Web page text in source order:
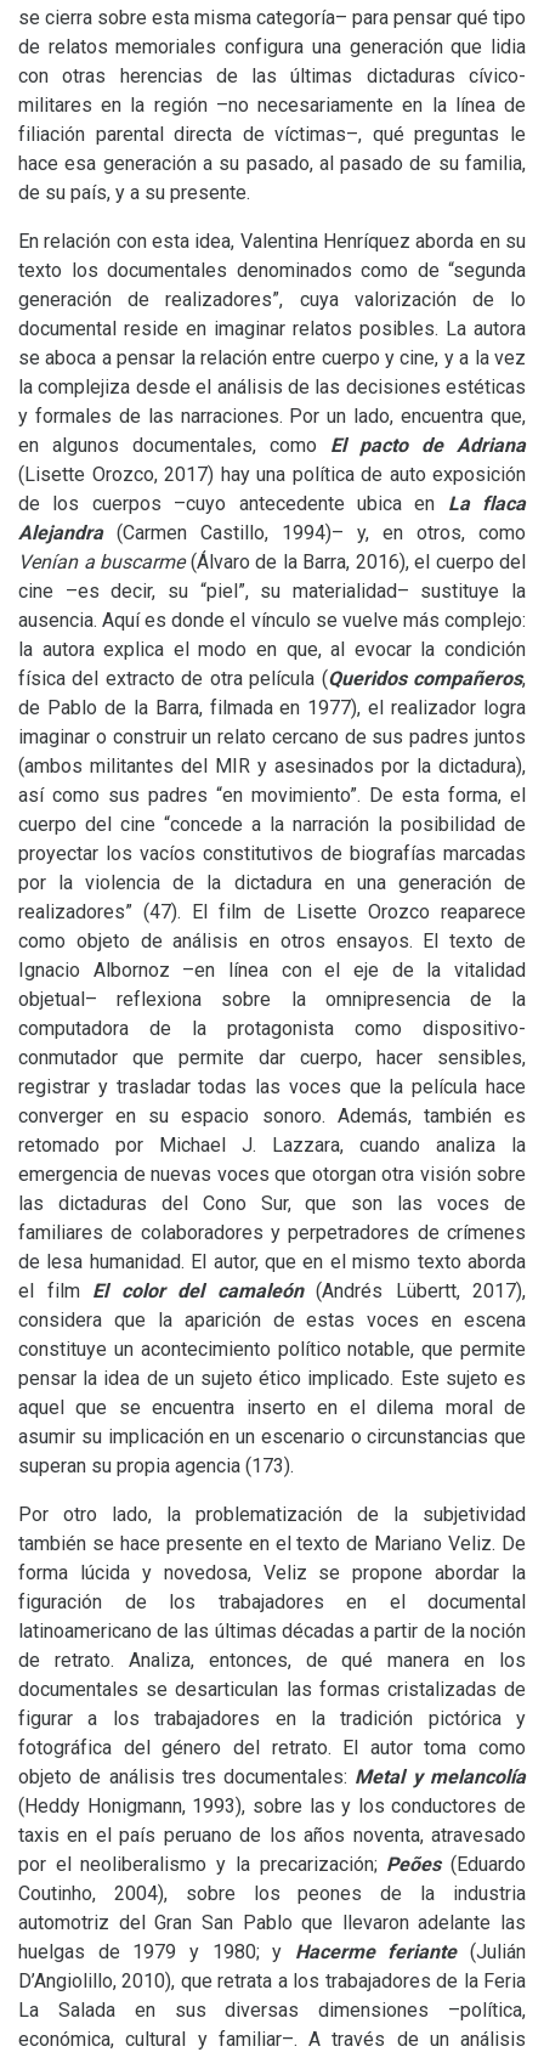
se cierra sobre esta misma categoría– para pensar qué tipo
de relatos memoriales configura una generación que lidia
con otras herencias de las últimas dictaduras cívico-
militares en la región –no necesariamente en la línea de
filiación parental directa de víctimas–, qué preguntas le
hace esa generación a su pasado, al pasado de su familia,
de su país, y a su presente.
En relación con esta idea, Valentina Henríquez aborda en su
texto los documentales denominados como de “segunda
generación de realizadores”, cuya valorización de lo
documental reside en imaginar relatos posibles. La autora
se aboca a pensar la relación entre cuerpo y cine, y a la vez
la complejiza desde el análisis de las decisiones estéticas
y formales de las narraciones. Por un lado, encuentra que,
en algunos documentales, como El pacto de Adriana
(Lisette Orozco, 2017) hay una política de auto exposición
de los cuerpos –cuyo antecedente ubica en La flaca
Alejandra(Carmen Castillo, 1994)– y, en otros, como
Venían a buscarme(Álvaro de la Barra, 2016), el cuerpo del
cine –es decir, su “piel”, su materialidad– sustituye la
ausencia. Aquí es donde el vínculo se vuelve más complejo:
la autora explica el modo en que, al evocar la condición
física del extracto de otra película (Queridos compañeros,
de Pablo de la Barra, filmada en 1977), el realizador logra
imaginar o construir un relato cercano de sus padres juntos
(ambos militantes del MIR y asesinados por la dictadura),
así como sus padres “en movimiento”. De esta forma, el
cuerpo del cine “concede a la narración la posibilidad de
proyectar los vacíos constitutivos de biografías marcadas
por la violencia de la dictadura en una generación de
realizadores” (47). El film de Lisette Orozco reaparece
como objeto de análisis en otros ensayos. El texto de
Ignacio Albornoz –en línea con el eje de la vitalidad
objetual– reflexiona sobre la omnipresencia de la
computadora de la protagonista como dispositivo-
conmutador que permite dar cuerpo, hacer sensibles,
registrar y trasladar todas las voces que la película hace
converger en su espacio sonoro. Además, también es
retomado por Michael J. Lazzara, cuando analiza la
emergencia de nuevas voces que otorgan otra visión sobre
las dictaduras del Cono Sur, que son las voces de
familiares de colaboradores y perpetradores de crímenes
de lesa humanidad. El autor, que en el mismo texto aborda
el film El color del camaleón(Andrés Lübertt, 2017),
considera que la aparición de estas voces en escena
constituye un acontecimiento político notable, que permite
pensar la idea de un sujeto ético implicado. Este sujeto es
aquel que se encuentra inserto en el dilema moral de
asumir su implicación en un escenario o circunstancias que
superan su propia agencia (173).
Por otro lado, la problematización de la subjetividad
también se hace presente en el texto de Mariano Veliz. De
forma lúcida y novedosa, Veliz se propone abordar la
figuración de los trabajadores en el documental
latinoamericano de las últimas décadas a partir de la noción
de retrato. Analiza, entonces, de qué manera en los
documentales se desarticulan las formas cristalizadas de
figurar a los trabajadores en la tradición pictórica y
fotográfica del género del retrato. El autor toma como
objeto de análisis tres documentales: Metal y melancolía
(Heddy Honigmann, 1993), sobre las y los conductores de
taxis en el país peruano de los años noventa, atravesado
por el neoliberalismo y la precarización; Peões(Eduardo
Coutinho, 2004), sobre los peones de la industria
automotriz del Gran San Pablo que llevaron adelante las
huelgas de 1979 y 1980; y Hacerme feriante(Julián
D’Angiolillo, 2010), que retrata a los trabajadores de la Feria
La Salada en sus diversas dimensiones –política,
económica, cultural y familiar–. A través de un análisis